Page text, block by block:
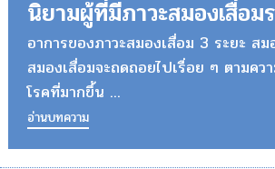
นิยามผู้ที่มีภาวะสมองเสื่อ
อาการของภาวะสมองเสื่อม 3 ระยะ ส
สมองเสื่อมจะถดถอยไปเรื่อย ๆ ตามคว
โรคที่มากขึ้น ...
อ่านบทความ